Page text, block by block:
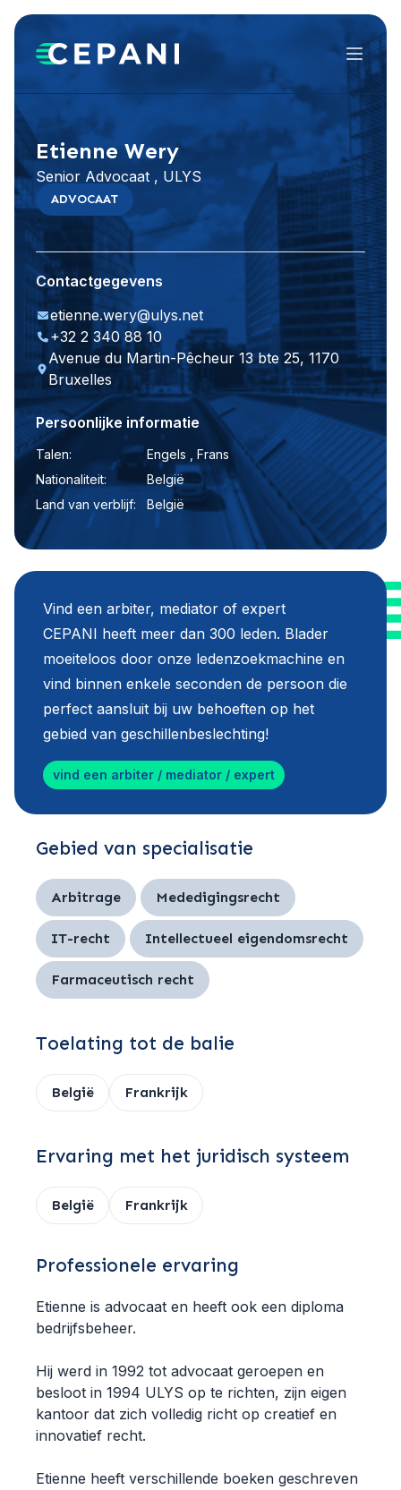
Menu
LinkedIn
Etienne Wery
Senior Advocaat , ULYS
ADVOCAAT
Contactgegevens
etienne.wery@ulys.net
+32 2 340 88 10
Avenue du Martin-Pêcheur 13 bte 25, 1170
Bruxelles
Persoonlijke informatie
Talen:
Engels , Frans
Nationaliteit:
België
Land van verblijf:
België
Vind een arbiter, mediator of expert
CEPANI heeft meer dan 300 leden. Blader
moeiteloos door onze ledenzoekmachine en
vind binnen enkele seconden de persoon die
perfect aansluit bij uw behoeften op het
gebied van geschillenbeslechting!
vind een arbiter / mediator / expert
Gebied van specialisatie
Arbitrage Mededigingsrecht
IT-recht Intellectueel eigendomsrecht
Farmaceutisch recht
Toelating tot de balie
België Frankrijk
Ervaring met het juridisch systeem
België Frankrijk
Professionele ervaring
Etienne is advocaat en heeft ook een diploma
bedrijfsbeheer.
Hij werd in 1992 tot advocaat geroepen en
besloot in 1994 ULYS op te richten, zijn eigen
kantoor dat zich volledig richt op creatief en
innovatief recht.
Etienne heeft verschillende boeken geschreven